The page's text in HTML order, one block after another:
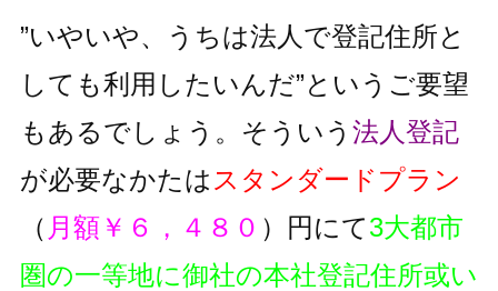
”いやいや、うちは法人で登記住所と
しても利用したいんだ”というご要望
もあるでしょう。そういう 法人登記
が必要なかたは スタンダードプラン
（ 月額￥６，４８０ ）円にて3大都市
圏の一等地に御社の本社登記住所或い